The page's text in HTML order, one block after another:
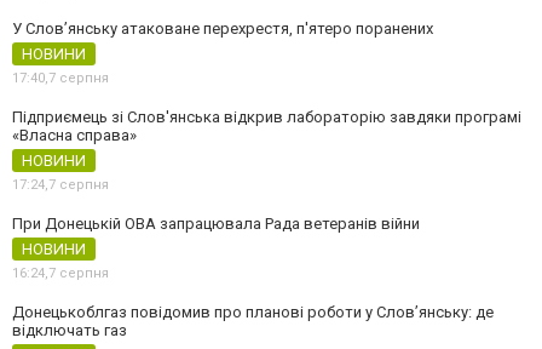
У Слов’янську атаковане перехрестя, п'ятеро поранених
НОВИНИ
17:40,7 серпня
Підприємець зі Слов'янська відкрив лабораторію завдяки програмі
«Власна справа»
НОВИНИ
17:24,7 серпня
При Донецькій ОВА запрацювала Рада ветеранів війни
НОВИНИ
16:24,7 серпня
Донецькоблгаз повідомив про планові роботи у Слов’янську: де
відключать газ